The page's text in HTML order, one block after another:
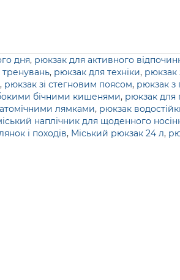
дня, рюкзак для активного
, рюкзак для техніки,
, рюкзак зі стегновим поясом, рюкзак
бічними кишенями, рюкзак для
лямками, рюкзак
наплічник для щоденного
і походів, Міський рюкзак 24 л,